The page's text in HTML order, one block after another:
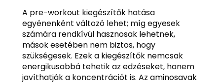
A pre-workout kiegészítők hatása
egyénenként változó lehet; míg egyesek
számára rendkívül hasznosak lehetnek,
mások esetében nem biztos, hogy
szükségesek. Ezek a kiegészítők nemcsak
energikusabbá tehetik az edzéseket, hanem
javíthatják a koncentrációt is. Az aminosavak